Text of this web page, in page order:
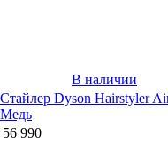
В наличии
Стайлер Dyson Hairstyler
Медь
56 990